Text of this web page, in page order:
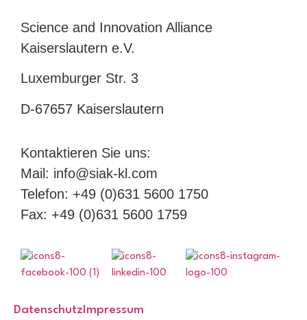
Science and Innovation Alliance
Kaiserslautern e.V.
Luxemburger Str. 3
D-67657 Kaiserslautern
Kontaktieren Sie uns:
Mail: info@siak-kl.com
Telefon: +49 (0)631 5600 1750
Fax: +49 (0)631 5600 1759
Datenschutz Impressum